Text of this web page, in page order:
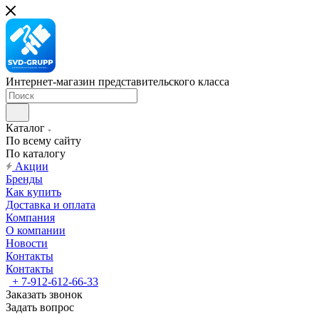
Интернет-магазин представительского класса
Каталог
По всему сайту
По каталогу
Акции
Бренды
Как купить
Доставка и оплата
Компания
О компании
Новости
Контакты
Контакты
+ 7-912-612-66-33
Заказать звонок
Задать вопрос